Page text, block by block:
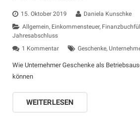
15. Oktober 2019
Daniela Kunschke
Allgemein, Einkommensteuer,
Jahresabschluss
1 Kommentar
Geschenke,
Wie Unternehmer Geschenke als
können
WEITERLESEN